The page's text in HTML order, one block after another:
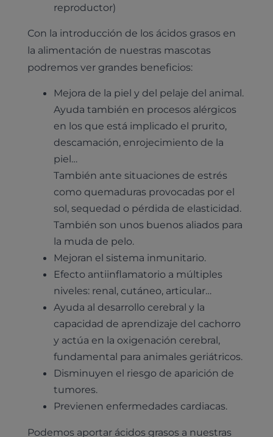
Pruebas diagnósticas
Medicina general
Dermatología
Planes de salud para perros
reproductor)
Con la introducción de los ácidos grasos en
la alimentación de nuestras mascotas
podremos ver grandes beneficios:
Mejora de la piel y del pelaje del animal.
Ayuda también en procesos alérgicos
en los que está implicado el prurito,
descamación, enrojecimiento de la
piel…
También ante situaciones de estrés
como quemaduras provocadas por el
sol, sequedad o pérdida de elasticidad.
También son unos buenos aliados para
la muda de pelo.
Mejoran el sistema inmunitario.
Efecto antiinflamatorio a múltiples
niveles: renal, cutáneo, articular…
Ayuda al desarrollo cerebral y la
capacidad de aprendizaje del cachorro
y actúa en la oxigenación cerebral,
fundamental para animales geriátricos.
Disminuyen el riesgo de aparición de
tumores.
Previenen enfermedades cardiacas.
Podemos aportar ácidos grasos a nuestras